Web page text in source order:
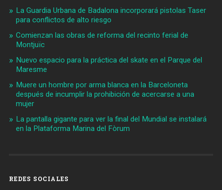
La Guardia Urbana de Badalona incorporará pistolas Taser
para conflictos de alto riesgo
Comienzan las obras de reforma del recinto ferial de
Montjuïc
Nuevo espacio para la práctica del skate en el Parque del
Maresme
Muere un hombre por arma blanca en la Barceloneta
después de incumplir la prohibición de acercarse a una
mujer
La pantalla gigante para ver la final del Mundial se instalará
en la Plataforma Marina del Fòrum
REDES SOCIALES